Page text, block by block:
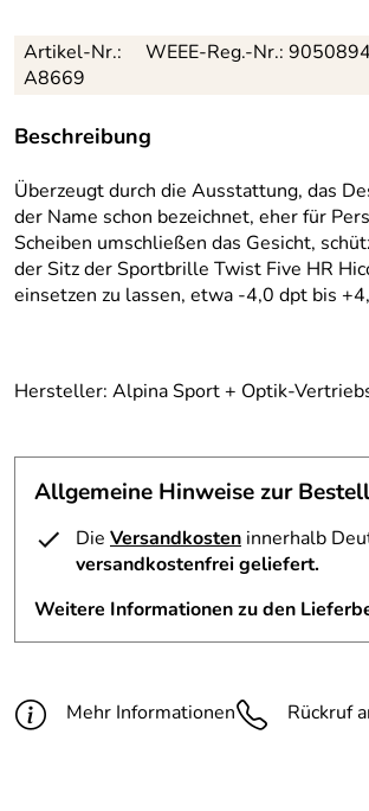
Artikel-Nr.:
A8669
WEEE-Reg.-Nr.:
Beschreibung
Überzeugt durch die Ausstattung, das
der Name schon bezeichnet, eher für
Scheiben umschließen das Gesicht,
der Sitz der Sportbrille Twist Five HR
einsetzen zu lassen, etwa -4,0 dpt bis
Hersteller: Alpina Sport + Optik-
Allgemeine Hinweise zur
Die Versandkosten innerhalb
versandkostenfrei geliefert.
Weitere Informationen zu den
Mehr Informationen Rückruf